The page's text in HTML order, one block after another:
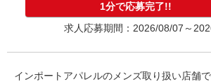
1分で応募完了!!
求人応募期間：2026/08/07～
インポートアパレルのメンズ取り扱い店舗